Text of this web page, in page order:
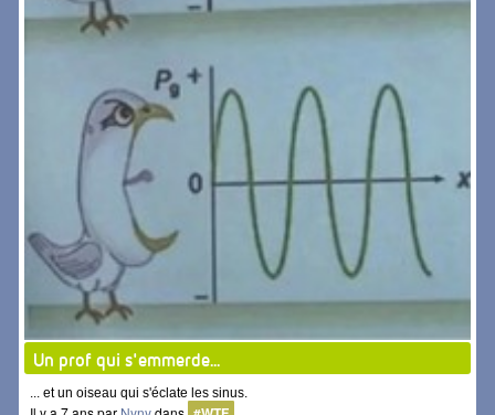
Un prof qui s'emmerde...
... et un oiseau qui s'éclate les sinus.